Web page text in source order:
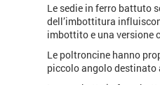
Le sedie in ferro battuto
dell’imbottitura
imbottito e una versione
Le poltroncine hanno
piccolo angolo destinato